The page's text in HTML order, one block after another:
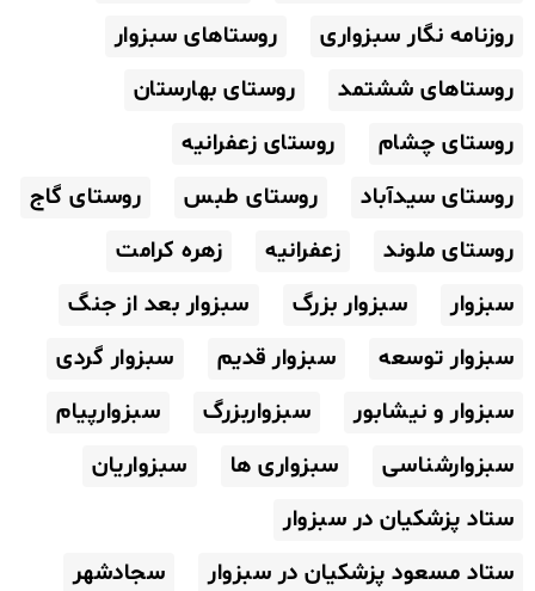
روزنامه نگار سبزواری
روستاهای سبزوار
روستاهای ششتمد
روستای بهارستان
روستای چشام
روستای زعفرانیه
روستای سیدآباد
روستای طبس
روستای گاج
روستای ملوند
زعفرانیه
زهره کرامت
سبزوار
سبزوار بزرگ
سبزوار بعد از جنگ
سبزوار توسعه
سبزوار قدیم
سبزوار گردی
سبزوار و نیشابور
سبزواربزرگ
سبزوارپیام
سبزوارشناسی
سبزواری ها
سبزواریان
ستاد پزشکیان در سبزوار
ستاد مسعود پزشکیان در سبزوار
سجادشهر